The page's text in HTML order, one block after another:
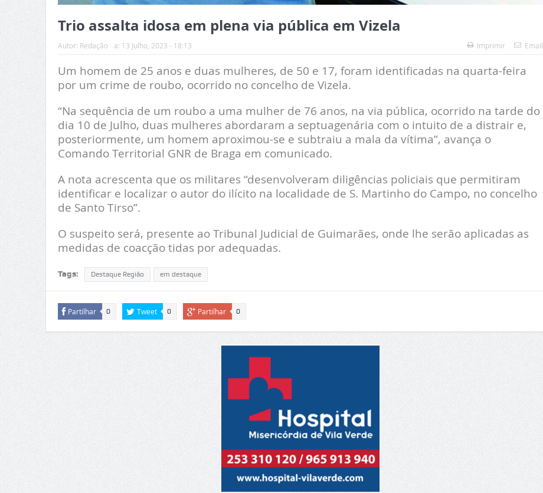
Trio assalta idosa em plena via pública em Vizela
Autor: Redação a: 13 Julho, 2023 - 18:13 Imprimir Email
Um homem de 25 anos e duas mulheres, de 50 e 17, foram identificadas na quarta-feira
por um crime de roubo, ocorrido no concelho de Vizela.
“Na sequência de um roubo a uma mulher de 76 anos, na via pública, ocorrido na tarde do
dia 10 de Julho, duas mulheres abordaram a septuagenária com o intuito de a distrair e,
posteriormente, um homem aproximou-se e subtraiu a mala da vítima”, avança o
Comando Territorial GNR de Braga em comunicado.
A nota acrescenta que os militares “desenvolveram diligências policiais que permitiram
identificar e localizar o autor do ilícito na localidade de S. Martinho do Campo, no concelho
de Santo Tirso”.
O suspeito será, presente ao Tribunal Judicial de Guimarães, onde lhe serão aplicadas as
medidas de coacção tidas por adequadas.
Tags: Destaque Região em destaque
Partilhar 0 Tweet 0 Partilhar 0